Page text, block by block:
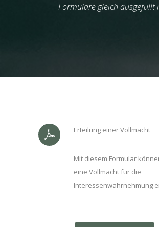
Formulare gleich ausgefüllt
Erteilung einer Vollmacht
Mit diesem Formular
eine Vollmacht für die
Interessenwahrnehmung